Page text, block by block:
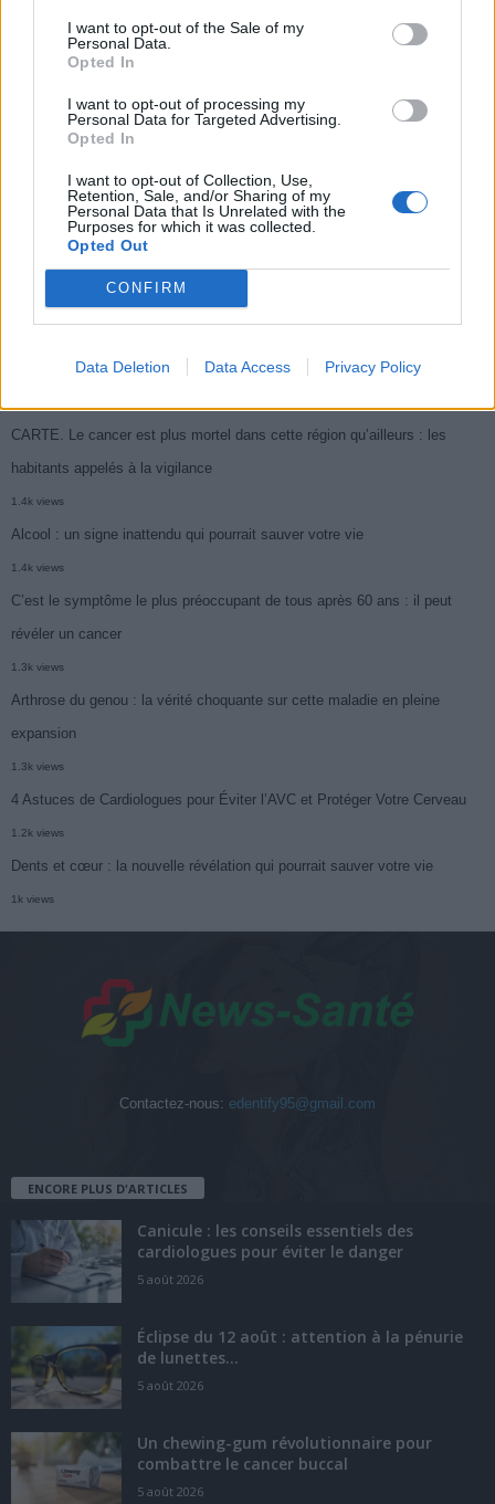
I want to opt-out of the Sale of my
Personal Data.
Opted In
I want to opt-out of processing my
Personal Data for Targeted Advertising.
Opted In
I want to opt-out of Collection, Use,
Retention, Sale, and/or Sharing of my
Personal Data that Is Unrelated with the
Purposes for which it was collected.
Opted Out
CONFIRM
Data Deletion Data Access Privacy Policy
Populaires
Médicament retiré en urgence pour risques graves et données falsifiées
symptôme à repérer
Je suis cardiologue et voici le seul chocolat que je valide : c’est le
meilleur pour le cœur
Cancer du foie : Symptômes silencieux mais vitaux à connaître
CARTE. Le cancer est plus mortel dans cette région qu’ailleurs : les
habitants appelés à la vigilance
1.4k views
Alcool : un signe inattendu qui pourrait sauver votre vie
1.4k views
C’est le symptôme le plus préoccupant de tous après 60 ans : il peut
révéler un cancer
1.3k views
Arthrose du genou : la vérité choquante sur cette maladie en pleine
expansion
1.3k views
4 Astuces de Cardiologues pour Éviter l’AVC et Protéger Votre Cerveau
1.2k views
Dents et cœur : la nouvelle révélation qui pourrait sauver votre vie
1k views
Contactez-nous: edentify95@gmail.com
ENCORE PLUS D'ARTICLES
Canicule : les conseils essentiels des
cardiologues pour éviter le danger
5 août 2026
Éclipse du 12 août : attention à la pénurie
de lunettes...
5 août 2026
Un chewing-gum révolutionnaire pour
combattre le cancer buccal
5 août 2026